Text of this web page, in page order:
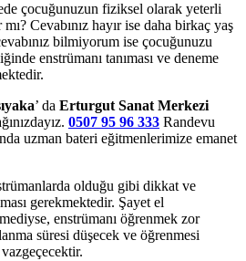
çocuğunuzun fiziksel olarak yeterli
Cevabınız hayır ise daha birkaç yaş
bilmiyorum ise çocuğunuzu
enstrümanı tanıması ve deneme
’ da Erturgut Sanat Merkezi
0507 95 96 333 Randevu
uzman bateri eğitmenlerimize emanet
olduğu gibi dikkat ve
gerekmektedir. Şayet el
enstrümanı öğrenmek zor
süresi düşecek ve öğrenmesi